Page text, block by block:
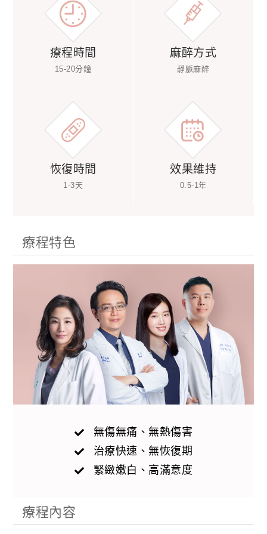
療程時間
15-20分鐘
麻醉方式
靜脈麻醉
恢復時間
1-3天
效果維持
0.5-1年
療程特色
無傷無痛、無熱傷害
治療快速、無恢復期
緊緻嫩白、高滿意度
療程內容